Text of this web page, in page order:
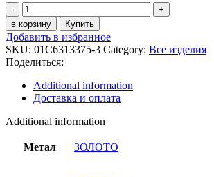
Серьги
из
ЖЕЛТЫЙ
ЗОЛОТО
585
пробы
01С6313375-
3
quantity
в корзину Купить
Добавить в избранное
SKU: 01С6313375-3 Category: Все изделия
Поделиться:
Additional information
Доставка и оплата
Additional information
Метал ЗОЛОТО